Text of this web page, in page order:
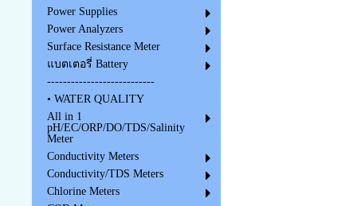
Power Supplies
Power Analyzers
Surface Resistance Meter
แบตเตอรี่ Battery
---------------------------
• WATER QUALITY
All in 1
pH/EC/ORP/DO/TDS/Salinity
Meter
Conductivity Meters
Conductivity/TDS Meters
Chlorine Meters